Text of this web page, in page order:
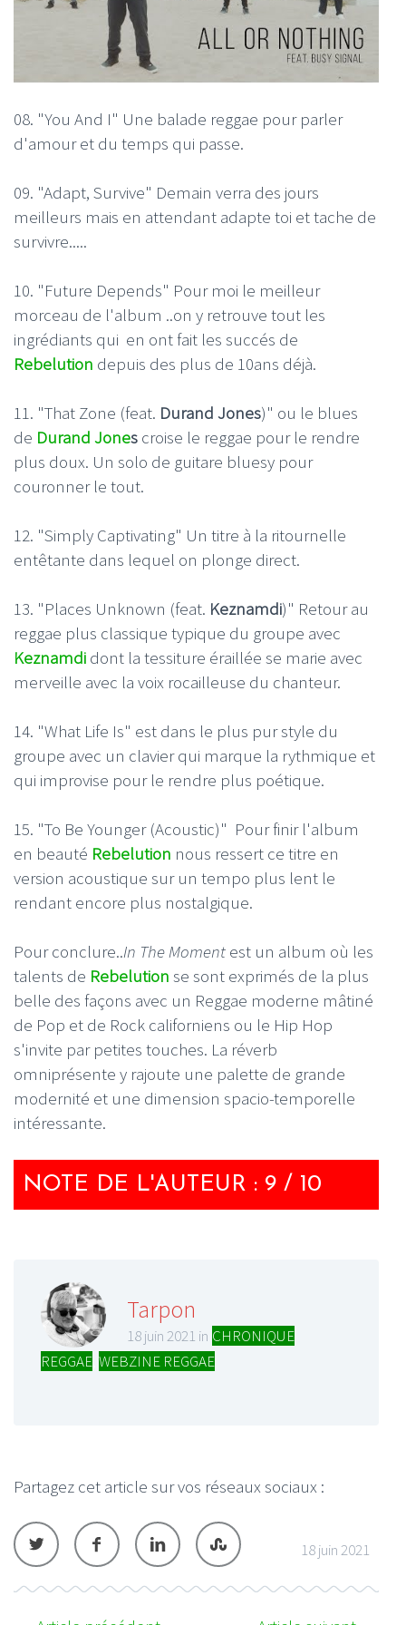
08. "You And I" Une balade reggae pour parler
d'amour et du temps qui passe.
09. "Adapt, Survive" Demain verra des jours
meilleurs mais en attendant adapte toi et tache de
survivre.....
10. "Future Depends" Pour moi le meilleur
morceau de l'album ..on y retrouve tout les
ingrédiants qui en ont fait les succés de
Rebelution depuis des plus de 10ans déjà.
11. "That Zone (feat. Durand Jones)" ou le blues
de Durand Jones croise le reggae pour le rendre
plus doux. Un solo de guitare bluesy pour
couronner le tout.
12. "Simply Captivating" Un titre à la ritournelle
entêtante dans lequel on plonge direct.
13. "Places Unknown (feat. Keznamdi)" Retour au
reggae plus classique typique du groupe avec
Keznamdi dont la tessiture éraillée se marie avec
merveille avec la voix rocailleuse du chanteur.
14. "What Life Is" est dans le plus pur style du
groupe avec un clavier qui marque la rythmique et
qui improvise pour le rendre plus poétique.
15. "To Be Younger (Acoustic)" Pour finir l'album
en beauté Rebelution nous ressert ce titre en
version acoustique sur un tempo plus lent le
rendant encore plus nostalgique.
Pour conclure..In The Moment est un album où les
talents de Rebelution se sont exprimés de la plus
belle des façons avec un Reggae moderne mâtiné
de Pop et de Rock californiens ou le Hip Hop
s'invite par petites touches. La réverb
omniprésente y rajoute une palette de grande
modernité et une dimension spacio-temporelle
intéressante.
NOTE DE L'AUTEUR : 9 / 10
Tarpon
18 juin 2021 in CHRONIQUE
REGGAE WEBZINE REGGAE
Partagez cet article sur vos réseaux sociaux :
18 juin 2021